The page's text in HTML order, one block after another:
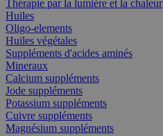
Thérapie par la lumière et la chaleur
Huiles
Oligo-elements
Huiles végétales
Suppléments d'acides aminés
Mineraux
Calcium suppléments
Jode suppléments
Potassium suppléments
Cuivre suppléments
Magnésium suppléments